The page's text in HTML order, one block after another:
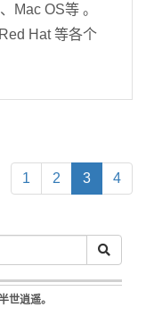
Mac OS等 。
Hat 等各个
1 2 3(
c
r
4
世逍遥。